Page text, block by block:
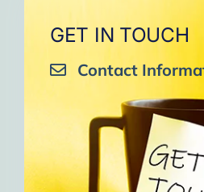
GET IN TOUCH
Contact